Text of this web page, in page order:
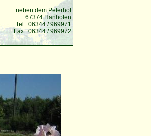
neben dem Peterhof
67374 Hanhofen
Tel.: 06344 / 969971
Fax : 06344 / 969972